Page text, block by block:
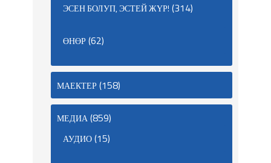
ЭСЕН БОЛУП, ЭСТЕЙ ЖҮР! (314)
ӨНӨР(62)
МАЕКТЕР(158)
МЕДИА(859)
АУДИО(15)